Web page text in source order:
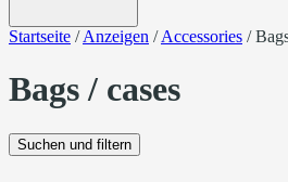
Startseite /Anzeigen /Accessories /
Bags / cases
Suchen und filtern